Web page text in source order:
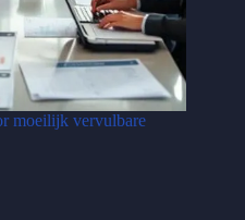
moeilijk vervulbare